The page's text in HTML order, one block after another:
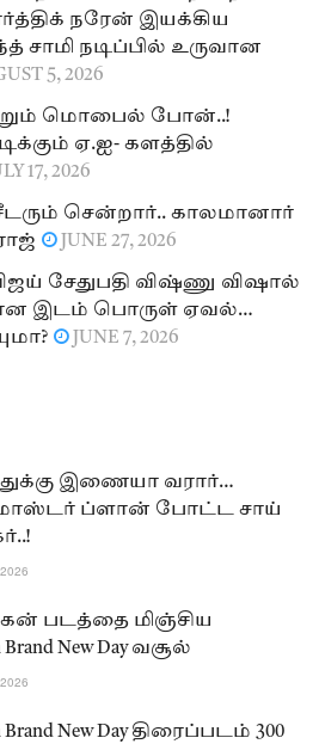
நரேன் இயக்கிய
சாமி நடிப்பில் உருவான
5, 2026
மொபைல் போன்..!
ஏ.ஐ- களத்தில்
17, 2026
சென்றார்.. காலமானார்
JUNE 27, 2026
சேதுபதி விஷ்ணு விஷால்
இடம் பொருள் ஏவல்…
JUNE 7, 2026
இணையா வரார்…
ப்ளான் போட்ட சாய்
படத்தை மிஞ்சிய
Brand New Day வசூல்
Brand New Day திரைப்படம் 300